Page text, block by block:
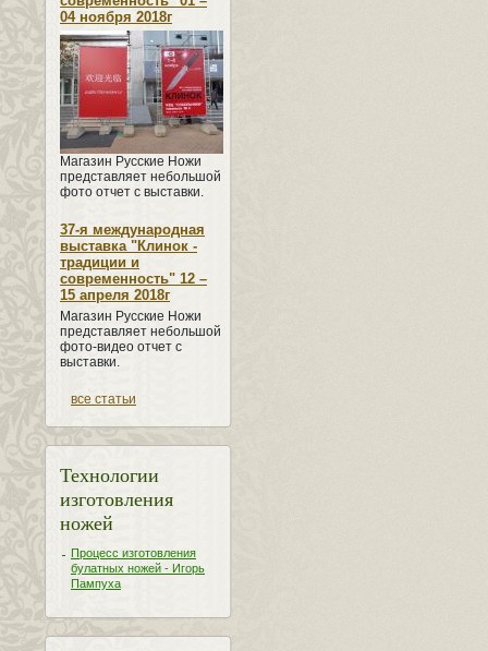
04 ноября 2018г
Магазин Русские Ножи
представляет небольшой
фото отчет с выставки.
37-я международная
выставка "Клинок -
традиции и
современность" 12 –
15 апреля 2018г
Магазин Русские Ножи
представляет небольшой
фото-видео отчет с
выставки.
все статьи
Технологии
изготовления
ножей
Процесс изготовления
булатных ножей - Игорь
Пампуха